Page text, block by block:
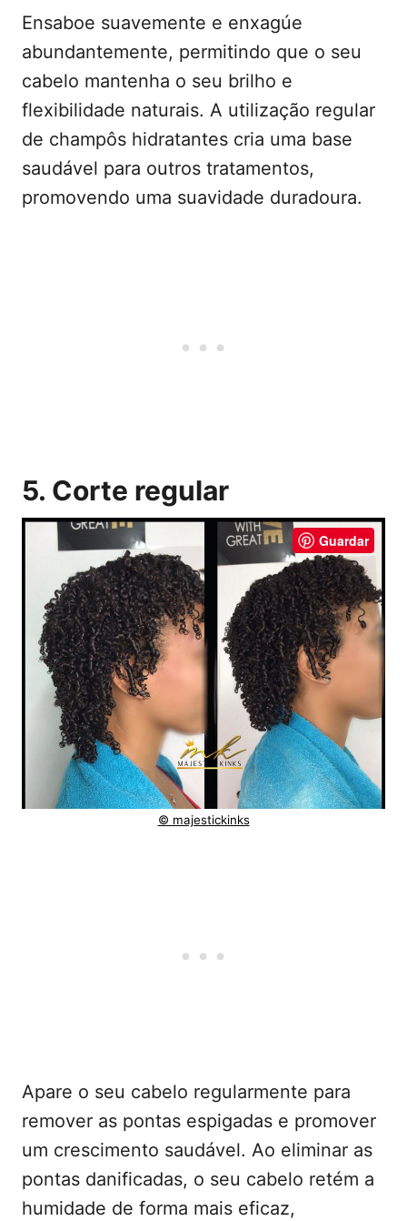
Ensaboe suavemente e enxagúe
abundantemente, permitindo que o seu
cabelo mantenha o seu brilho e
flexibilidade naturais. A utilização regular
de champôs hidratantes cria uma base
saudável para outros tratamentos,
promovendo uma suavidade duradoura.
5. Corte regular
Guardar
© majestickinks
Apare o seu cabelo regularmente para
remover as pontas espigadas e promover
um crescimento saudável. Ao eliminar as
pontas danificadas, o seu cabelo retém a
humidade de forma mais eficaz,